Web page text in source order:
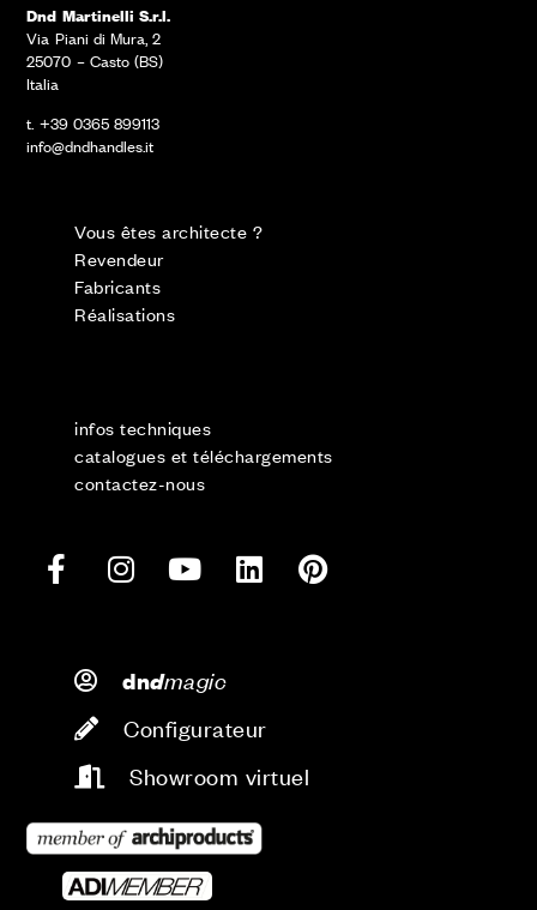
Dnd Martinelli S.r.l.
Via Piani di Mura, 2
25070 – Casto (BS)
Italia
t. +39 0365 899113
info@dndhandles.it
Vous êtes architecte ?
Revendeur
Fabricants
Réalisations
infos techniques
catalogues et téléchargements
contactez-nous
dndmagic
Configurateur
Showroom virtuel